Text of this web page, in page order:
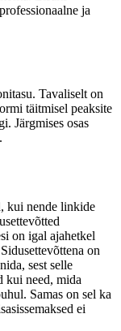
ja
Tavaliselt on
täitmisel peaksite
Järgmises osas
kui nende linkide
on igal ajahetkel
on
sest selle
kui need, mida
Samas on sel ka
ei